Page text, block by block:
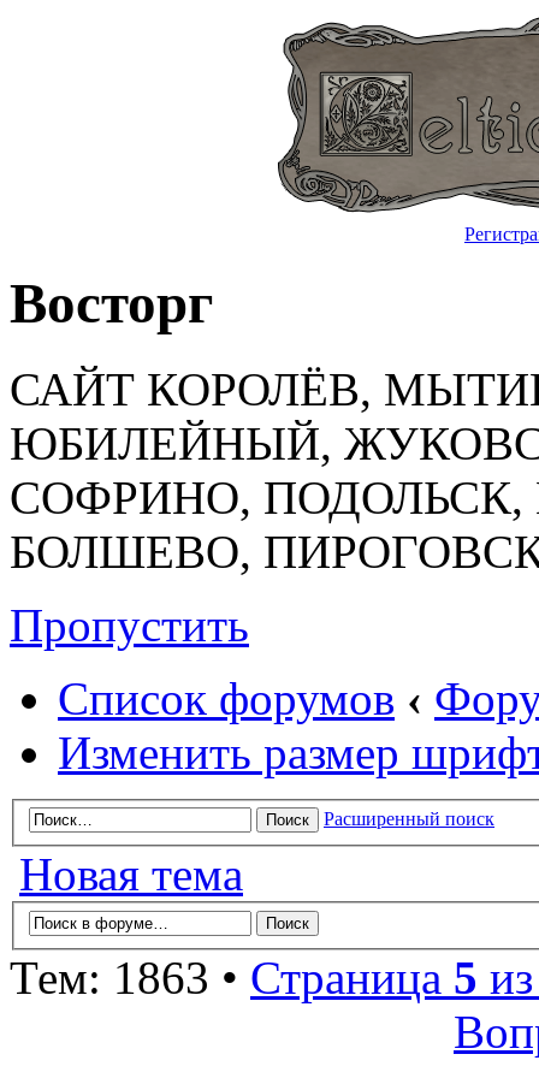
Восторг
САЙТ КОРОЛЁВ,
ЮБИЛЕЙНЫЙ,
СОФРИНО,
БОЛШЕВО,
Пропустить
Список форумов ‹
Изменить размер
Расширенный поиск
Новая тема
Тем: 1863 • Страница 5